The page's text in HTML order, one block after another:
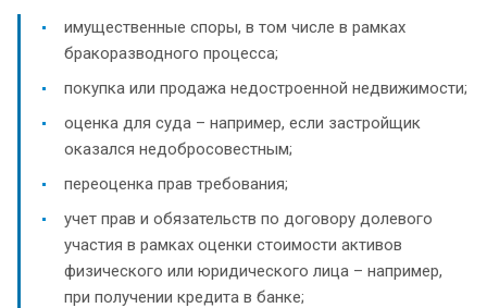
имущественные споры, в том числе в рамках
бракоразводного процесса;
покупка или продажа недостроенной недвижимости;
оценка для суда – например, если застройщик
оказался недобросовестным;
переоценка прав требования;
учет прав и обязательств по договору долевого
участия в рамках оценки стоимости активов
физического или юридического лица – например,
при получении кредита в банке;